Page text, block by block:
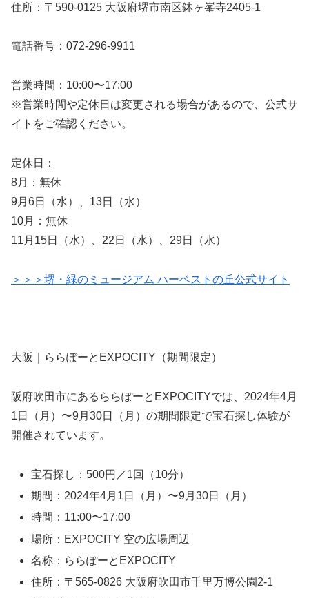
住所：〒590-0125 大阪府堺市南区鉢ヶ峯寺2405-1
電話番号：072-296-9911
営業時間：10:00〜17:00
※営業時間や定休日は変更される場合があるので、公式サ
イトをご確認ください。
定休日：
8月：無休
9月6日（水）、13日（水）
10月：無休
11月15日（水）、22日（水）、29日（水）
＞＞＞堺・緑のミュージアム ハーベストの丘公式サイト
大阪｜ららぽーとEXPOCITY（期間限定）
阪府吹田市にあるららぽーとEXPOCITYでは、2024年4月
1日（月）〜9月30日（月）の期間限定で宝石探し体験が
開催されています。
宝石探し：500円／1回（10分）
期間：2024年4月1日（月）〜9月30日（月）
時間：11:00〜17:00
場所：EXPOCITY 空の広場周辺
名称：ららぽーとEXPOCITY
住所：〒565-0826 大阪府吹田市千里万博公園2-1